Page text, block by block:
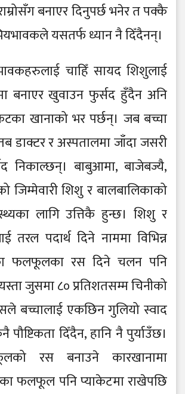
बनाएर दिनुपर्छ भनेर त पक्कै
यसतर्फ ध्यान नै दिँदैनन्।
चाहिँ सायद शिशुलाई
बनाएर खुवाउन फुर्सद हुँदैन अनि
खानाको भर पर्छन्। जब बच्चा
डाक्टर र अस्पतालमा जाँदा जसरी
निकाल्छन्। बाबुआमा, बाजेबज्यै,
जिम्मेवारी शिशु र बालबालिकाको
लागि उत्तिकै हुन्छ। शिशु र
तरल पदार्थ दिने नाममा विभिन्न
फलफूलका रस दिने चलन पनि
जुसमा ८० प्रतिशतसम्म चिनीको
बच्चालाई एकछिन गुलियो स्वाद
दिँदैन, हानि नै पुर्याउँछ।
रस बनाउने कारखानामा
फलफूल पनि प्याकेटमा राखेपछि